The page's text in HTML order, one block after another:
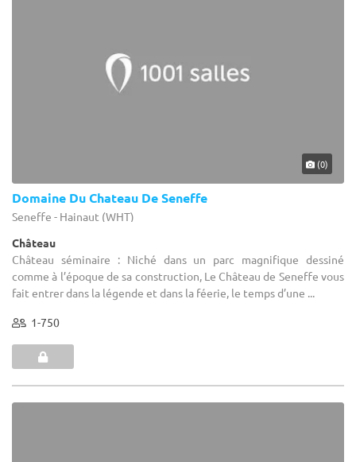
(0)
Domaine Du Chateau De Seneffe
Seneffe - Hainaut (WHT)
Château
Château séminaire : Niché dans un parc magnifique dessiné
comme à l’époque de sa construction, Le Château de Seneffe vous
fait entrer dans la légende et dans la féerie, le temps d’une ...
1-750